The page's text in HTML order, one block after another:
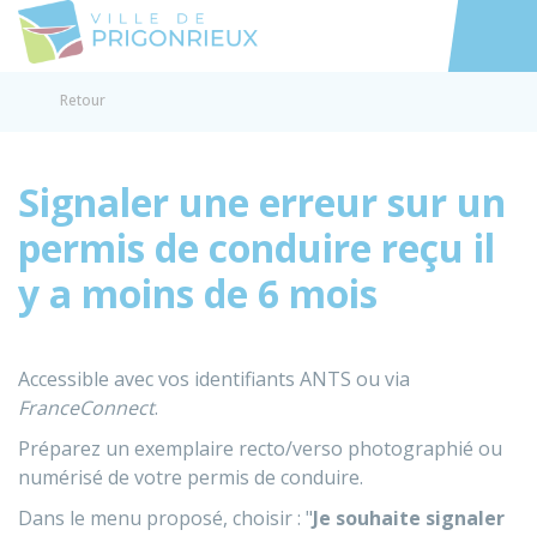
Accéder
Retour
Signaler une erreur sur un
permis de conduire reçu il
y a moins de 6 mois
Accessible avec vos identifiants ANTS ou via
FranceConnect.
Préparez un exemplaire recto/verso photographié ou
numérisé de votre permis de conduire.
Dans le menu proposé, choisir : "Je souhaite signaler